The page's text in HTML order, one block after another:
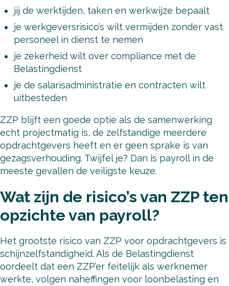
jij de werktijden, taken en werkwijze bepaalt
je werkgeversrisico’s wilt vermijden zonder vast
personeel in dienst te nemen
je zekerheid wilt over compliance met de
Belastingdienst
je de salarisadministratie en contracten wilt
uitbesteden
ZZP blijft een goede optie als de samenwerking
echt projectmatig is, de zelfstandige meerdere
opdrachtgevers heeft en er geen sprake is van
gezagsverhouding. Twijfel je? Dan is payroll in de
meeste gevallen de veiligste keuze.
Wat zijn de risico’s van ZZP ten
opzichte van payroll?
Het grootste risico van ZZP voor opdrachtgevers is
schijnzelfstandigheid. Als de Belastingdienst
oordeelt dat een ZZP’er feitelijk als werknemer
werkte, volgen naheffingen voor loonbelasting en